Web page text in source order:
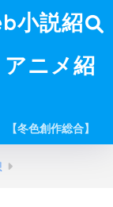
小説紹
ニメ紹
【冬色創作総合】